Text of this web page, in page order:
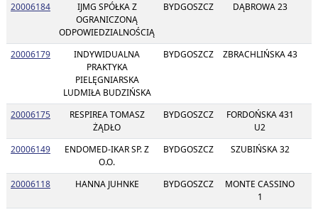
20006184
IJMG SPÓŁKA Z
OGRANICZONĄ
ODPOWIEDZIALNOŚCIĄ
BYDGOSZCZ DĄBROWA 23
20006179
INDYWIDUALNA
PRAKTYKA
PIELĘGNIARSKA
LUDMIŁA BUDZIŃSKA
BYDGOSZCZ ZBRACHLIŃSKA 43
20006175
RESPIREA TOMASZ
ŻĄDŁO
BYDGOSZCZ
FORDOŃSKA 431
U2
20006149
ENDOMED-IKAR SP. Z
O.O.
BYDGOSZCZ SZUBIŃSKA 32
20006118 HANNA JUHNKE BYDGOSZCZ
MONTE CASSINO
1